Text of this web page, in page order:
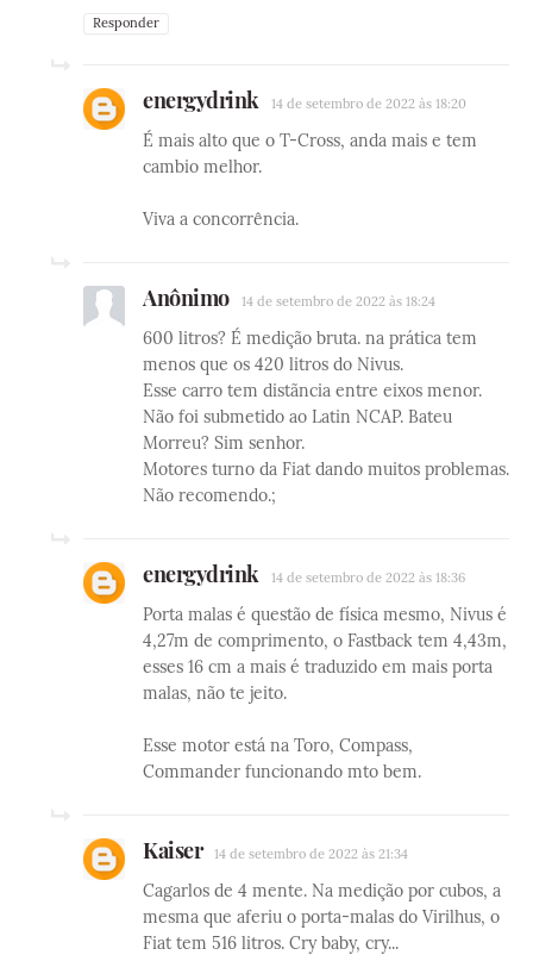
Responder
energydrink 14 de setembro de 2022 às 18:20
É mais alto que o T-Cross, anda mais e tem
cambio melhor.
Viva a concorrência.
Anônimo 14 de setembro de 2022 às 18:24
600 litros? É medição bruta. na prática tem
menos que os 420 litros do Nivus.
Esse carro tem distãncia entre eixos menor.
Não foi submetido ao Latin NCAP. Bateu
Morreu? Sim senhor.
Motores turno da Fiat dando muitos problemas.
Não recomendo.;
energydrink 14 de setembro de 2022 às 18:36
Porta malas é questão de física mesmo, Nivus é
4,27m de comprimento, o Fastback tem 4,43m,
esses 16 cm a mais é traduzido em mais porta
malas, não te jeito.
Esse motor está na Toro, Compass,
Commander funcionando mto bem.
Kaiser 14 de setembro de 2022 às 21:34
Cagarlos de 4 mente. Na medição por cubos, a
mesma que aferiu o porta-malas do Virilhus, o
Fiat tem 516 litros. Cry baby, cry...